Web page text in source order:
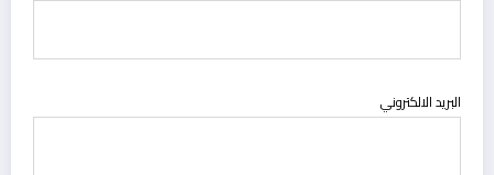
البريد الالكتروني